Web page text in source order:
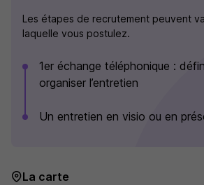
Les étapes de recrutement peuvent
laquelle vous postulez.
1er échange téléphonique :
organiser l’entretien
Un entretien en visio ou en
La carte